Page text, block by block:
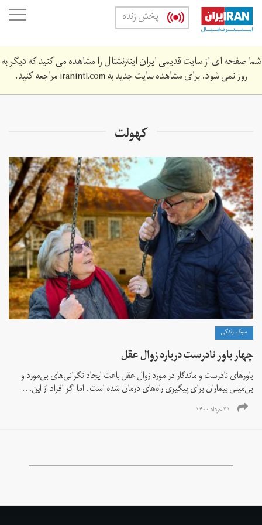
Skip
main
content
پخش زنده
شما صفحه ای از سایت قدیمی ایران اینترنشنال را مشاهده می کنید که دیگر به
روز نمی شود. برای مشاهده سایت جدید بهiranintl.comمراجعه کنید.
کهولت
سبک زندگی
چهار باور نادرست درباره زوال عقل
باورهای نادرست و ماندگار در مورد زوال عقل باعث ایجاد نگرانی‌های بی‌مورد و
بی‌میلی بیماران برای پیگیری راه‌های درمان شده است. اما اگر افراد از این...
۳۱ خرداد ۱۴۰۰